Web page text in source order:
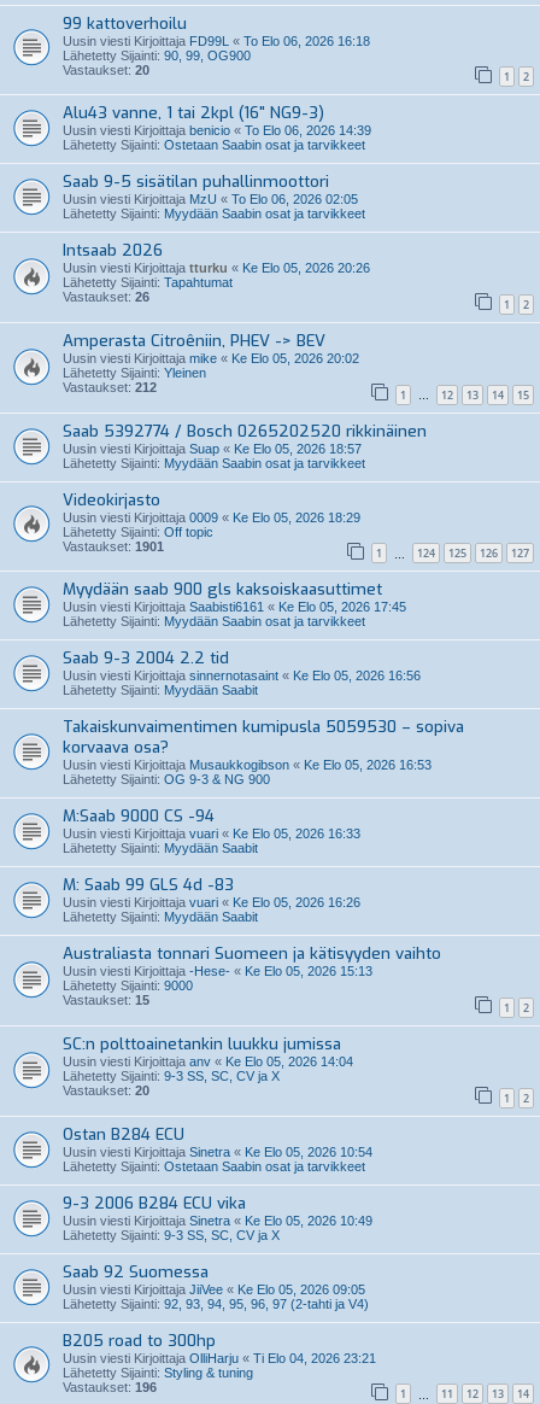
99 kattoverhoilu
Uusin viesti Kirjoittaja FD99L « To Elo 06, 2026 16:18
Lähetetty Sijainti: 90, 99, OG900
Vastaukset: 20 1 2
Alu43 vanne, 1 tai 2kpl (16" NG9-3)
Uusin viesti Kirjoittaja benicio « To Elo 06, 2026 14:39
Lähetetty Sijainti: Ostetaan Saabin osat ja tarvikkeet
Saab 9-5 sisätilan puhallinmoottori
Uusin viesti Kirjoittaja MzU « To Elo 06, 2026 02:05
Lähetetty Sijainti: Myydään Saabin osat ja tarvikkeet
Intsaab 2026
Uusin viesti Kirjoittaja tturku « Ke Elo 05, 2026 20:26
Lähetetty Sijainti: Tapahtumat
Vastaukset: 26 1 2
Amperasta Citroêniin, PHEV -> BEV
Uusin viesti Kirjoittaja mike « Ke Elo 05, 2026 20:02
Lähetetty Sijainti: Yleinen
Vastaukset: 212 1 … 12 13 14 15
Saab 5392774 / Bosch 0265202520 rikkinäinen
Uusin viesti Kirjoittaja Suap « Ke Elo 05, 2026 18:57
Lähetetty Sijainti: Myydään Saabin osat ja tarvikkeet
Videokirjasto
Uusin viesti Kirjoittaja 0009 « Ke Elo 05, 2026 18:29
Lähetetty Sijainti: Off topic
Vastaukset: 1901 1 124 125 126 127
Myydään saab 900 gls kaksoiskaasuttimet
Uusin viesti Kirjoittaja Saabisti6161 « Ke Elo 05, 2026 17:45
Lähetetty Sijainti: Myydään Saabin osat ja tarvikkeet
Saab 9-3 2004 2.2 tid
Uusin viesti Kirjoittaja sinnernotasaint « Ke Elo 05, 2026 16:56
Lähetetty Sijainti: Myydään Saabit
Takaiskunvaimentimen kumipusla 5059530 – sopiva
korvaava osa?
Uusin viesti Kirjoittaja Musaukkogibson « Ke Elo 05, 2026 16:53
Lähetetty Sijainti: OG 9-3 & NG 900
M:Saab 9000 CS -94
Uusin viesti Kirjoittaja vuari « Ke Elo 05, 2026 16:33
Lähetetty Sijainti: Myydään Saabit
M: Saab 99 GLS 4d -83
Uusin viesti Kirjoittaja vuari « Ke Elo 05, 2026 16:26
Lähetetty Sijainti: Myydään Saabit
Australiasta tonnari Suomeen ja kätisyyden vaihto
Uusin viesti Kirjoittaja -Hese- « Ke Elo 05, 2026 15:13
Lähetetty Sijainti: 9000
Vastaukset: 15 1 2
SC:n polttoainetankin luukku jumissa
Uusin viesti Kirjoittaja anv « Ke Elo 05, 2026 14:04
Lähetetty Sijainti: 9-3 SS, SC, CV ja X
Vastaukset: 20 1 2
Ostan B284 ECU
Uusin viesti Kirjoittaja Sinetra « Ke Elo 05, 2026 10:54
Lähetetty Sijainti: Ostetaan Saabin osat ja tarvikkeet
9-3 2006 B284 ECU vika
Uusin viesti Kirjoittaja Sinetra « Ke Elo 05, 2026 10:49
Lähetetty Sijainti: 9-3 SS, SC, CV ja X
Saab 92 Suomessa
Uusin viesti Kirjoittaja JiiVee « Ke Elo 05, 2026 09:05
Lähetetty Sijainti: 92, 93, 94, 95, 96, 97 (2-tahti ja V4)
B205 road to 300hp
Uusin viesti Kirjoittaja OlliHarju « Ti Elo 04, 2026 23:21
Lähetetty Sijainti: Styling & tuning
Vastaukset: 196 1 11 12 13 14